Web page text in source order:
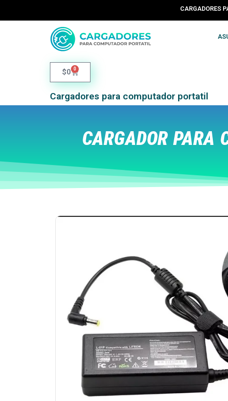
CARGADORES
$0 0
Cargadores para computador portatil
CARGADOR PARA